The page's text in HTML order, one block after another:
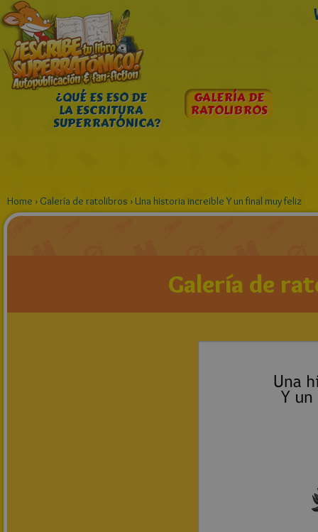
¿QUÉ ES ESO DE
LA ESCRITURA
SUPERRATÓNICA?
GALERÍA DE
RATOLIBROS
Home › Galería de ratolibros ›Una historia increible Y un final muy feliz
Galería de